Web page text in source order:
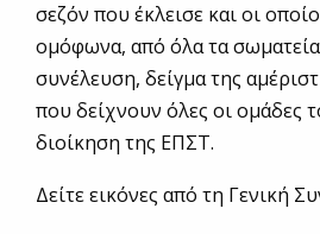
σεζόν που έκλεισε και οι
ομόφωνα, από όλα τα
συνέλευση, δείγμα της
που δείχνουν όλες οι ομάδες
διοίκηση της ΕΠΣΤ.
Δείτε εικόνες από τη Γενική